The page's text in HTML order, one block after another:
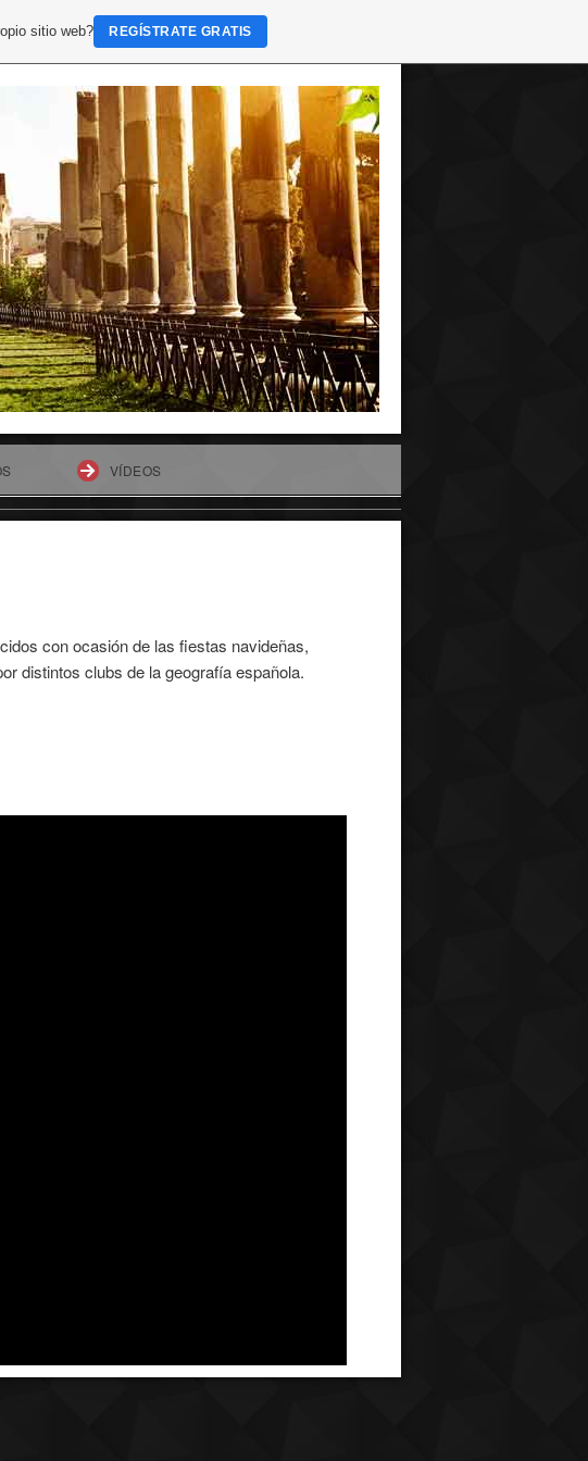
VÍDEOS
con ocasión de las fiestas navideñas,
distintos clubs de la geografía española.
sitio web? REGÍSTRATE GRATIS